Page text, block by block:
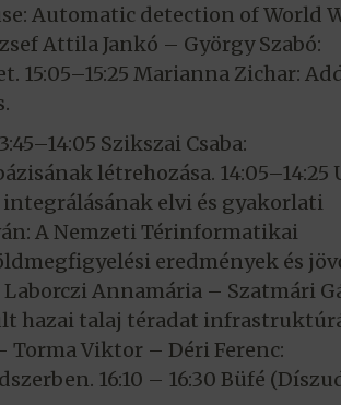
Automatic detection of World
Attila Jankó – György Szabó:
Marianna Zichar:
Szikszai Csaba:
létrehozása. 14:05–14:25
integrálásának elvi és gyakorlati
A Nemzeti Térinformatikai
eredmények és
Laborczi Annamária – Szatmári
hazai talaj téradat
Torma Viktor – Déri Ferenc:
16:10 – 16:30 Büfé